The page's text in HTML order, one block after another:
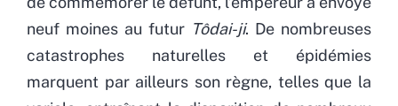
neuf moines au futur Tôdai-ji. De nombreuses
catastrophes naturelles et épidémies
marquent par ailleurs son règne, telles que la